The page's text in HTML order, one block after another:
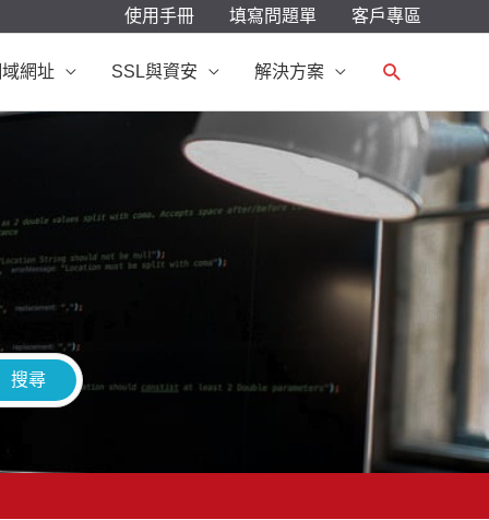
使用手冊 填寫問題單 客戶專區
網址 SSL與資安 解決方案
搜